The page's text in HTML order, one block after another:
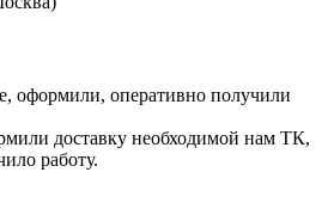
оформили, оперативно получили
доставку необходимой нам ТК,
работу.